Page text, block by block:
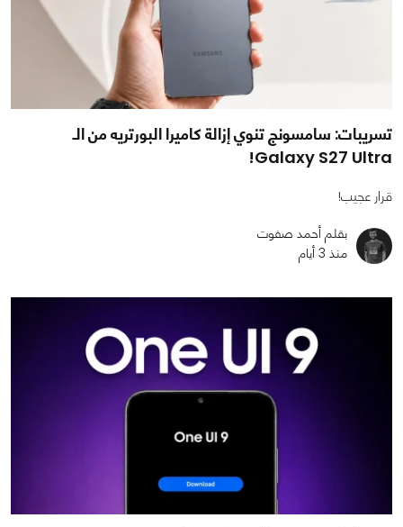
تسريبات: سامسونج تنوي إزالة كاميرا البورتريه من الـ
Galaxy S27 Ultra!
قرار عجيب!
بقلم أحمد صفوت
منذ 3 أيام